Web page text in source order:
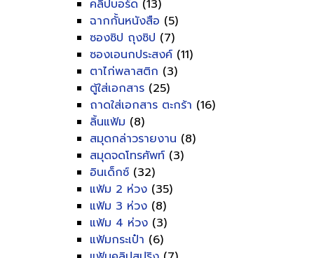
คลิปบอร์ด (13)
ฉากกั้นหนังสือ (5)
ซองซิป ถุงซิป (7)
ซองเอนกประสงค์ (11)
ตาไก่พลาสติก (3)
ตู้ใส่เอกสาร (25)
ถาดใส่เอกสาร ตะกร้า (16)
ลิ้นแฟ้ม (8)
สมุดกล่าวรายงาน (8)
สมุดจดโทรศัพท์ (3)
อินเด็กซ์ (32)
แฟ้ม 2 ห่วง (35)
แฟ้ม 3 ห่วง (8)
แฟ้ม 4 ห่วง (3)
แฟ้มกระเป๋า (6)